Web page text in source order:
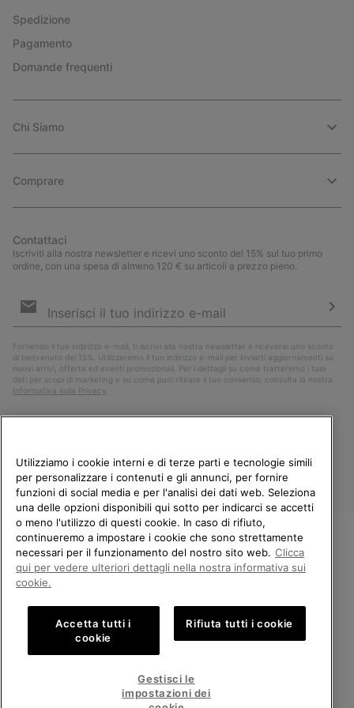
Spedizione
Pagamento
Domande frequenti
Chi Siamo
Comprare
Contattaci
Iscriviti alla nostra newsletter e ricevi uno sconto del 15% sul tuo primo
ordine, con una spesa di almeno 120 € su articoli a prezzo pieno.
e-
Fornendo il tuo indirizzo e-mail, ti iscrivi alla nostra newsletter e riceverai uno sconto
di benvenuto del 15%. Utilizzeremo il tuo indirizzo e-mail per inviarti aggiornamenti su
nuovi arrivi, offerte ed eventi promozionali. Per i dettagli su come tratteremo i tuoi
dati per scopi di marketing e su come puoi ritirare il tuo consenso, consulta la nostra
Informativa sulla Privacy
Italia
©2026Columbia Sportswear Company. Avenue des Morgines, 12 1213
Petit-Lancy Switzerland. Tutti i diritti riservati.
Politica sulla privacy Termini di utilizzo
Condizioni Generali di Vendita
Public CBCR
Servizio clienti: Lun. - Ven. 9:00 - 13:00 & 14:00 - 18:00
BENVENUTO/A IN SOREL.
SELEZIONA IL TUO PAESE DI
Shopping online disponibile
Utilizziamo i cookie interni e di terze parti e tecnologie simili
per personalizzare i contenuti e gli annunci, per fornire
funzioni di social media e per l'analisi dei dati web. Seleziona
una delle opzioni disponibili qui sotto per indicarci se accetti
o meno l'utilizzo di questi cookie. In caso di rifiuto,
continueremo a impostare i cookie che sono strettamente
necessari per il funzionamento del nostro sito web. Clicca
qui per vedere ulteriori dettagli nella nostra informativa sui
cookie.
Accetta tutti i
cookie
Rifiuta tutti i cookie
Gestisci le
impostazioni dei